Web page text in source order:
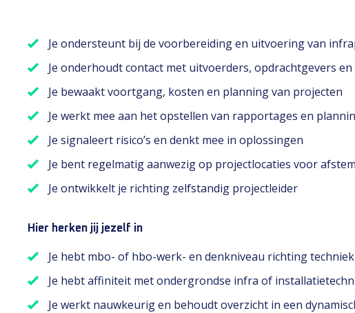
Je ondersteunt bij de voorbereiding en uitvoering van
Je onderhoudt contact met uitvoerders, opdrachtgevers en
Je bewaakt voortgang, kosten en planning van projecten
Je werkt mee aan het opstellen van rapportages en
Je signaleert risico’s en denkt mee in oplossingen
Je bent regelmatig aanwezig op projectlocaties voor
Je ontwikkelt je richting zelfstandig projectleider
Hier herken jij jezelf in
Je hebt mbo- of hbo-werk- en denkniveau richting
Je hebt affiniteit met ondergrondse infra of
Je werkt nauwkeurig en behoudt overzicht in een